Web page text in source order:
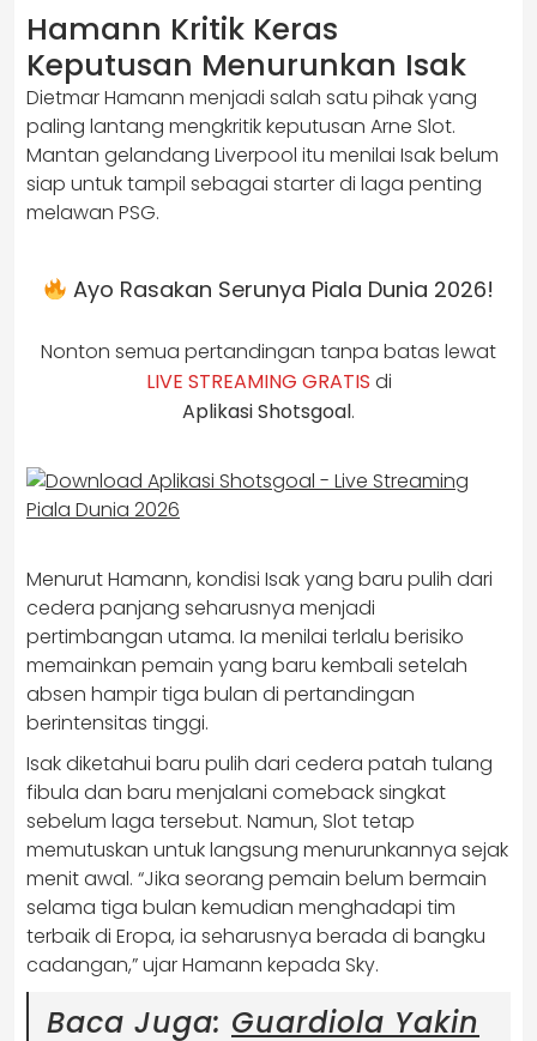
Hamann Kritik Keras
Keputusan Menurunkan Isak
Dietmar Hamann menjadi salah satu pihak yang
paling lantang mengkritik keputusan Arne Slot.
Mantan gelandang Liverpool itu menilai Isak belum
siap untuk tampil sebagai starter di laga penting
melawan PSG.
Ayo Rasakan Serunya Piala Dunia 2026!
Nonton semua pertandingan tanpa batas lewat
LIVE STREAMING GRATIS di
Aplikasi Shotsgoal.
Menurut Hamann, kondisi Isak yang baru pulih dari
cedera panjang seharusnya menjadi
pertimbangan utama. Ia menilai terlalu berisiko
memainkan pemain yang baru kembali setelah
absen hampir tiga bulan di pertandingan
berintensitas tinggi.
Isak diketahui baru pulih dari cedera patah tulang
fibula dan baru menjalani comeback singkat
sebelum laga tersebut. Namun, Slot tetap
memutuskan untuk langsung menurunkannya sejak
menit awal. “Jika seorang pemain belum bermain
selama tiga bulan kemudian menghadapi tim
terbaik di Eropa, ia seharusnya berada di bangku
cadangan,” ujar Hamann kepada Sky.
Baca Juga: Guardiola Yakin